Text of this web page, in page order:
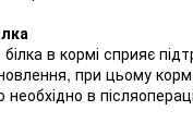
в кормі сприяє
при цьому корм
необхідно в